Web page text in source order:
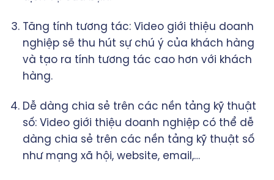
Tăng tính tương tác: Video giới thiệu doanh
nghiệp sẽ thu hút sự chú ý của khách hàng
và tạo ra tính tương tác cao hơn với khách
hàng.
Dễ dàng chia sẻ trên các nền tảng kỹ thuật
số: Video giới thiệu doanh nghiệp có thể dễ
dàng chia sẻ trên các nền tảng kỹ thuật số
như mạng xã hội, website, email,…